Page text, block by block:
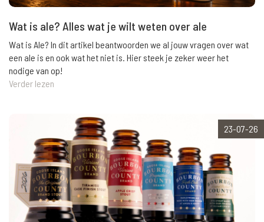
Wat is ale? Alles wat je wilt weten over ale
Wat is Ale? In dit artikel beantwoorden we al jouw vragen over wat
een ale is en ook wat het niet is. Hier steek je zeker weer het
nodige van op!
Verder lezen
23-07-26